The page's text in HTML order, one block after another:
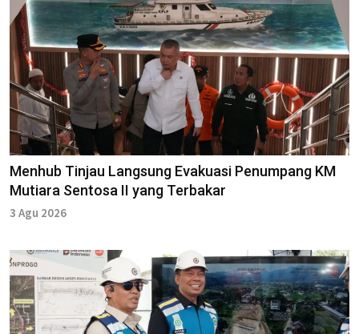
Menhub Tinjau Langsung Evakuasi Penumpang KM
Mutiara Sentosa II yang Terbakar
3 Agu 2026